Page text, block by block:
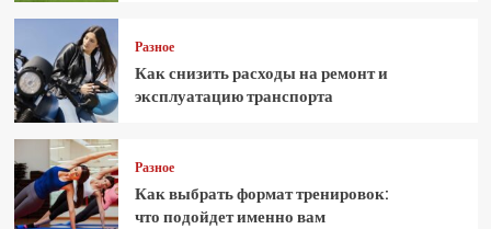
Разное
Как снизить расходы на ремонт и
эксплуатацию транспорта
Разное
Как выбрать формат тренировок:
что подойдет именно вам